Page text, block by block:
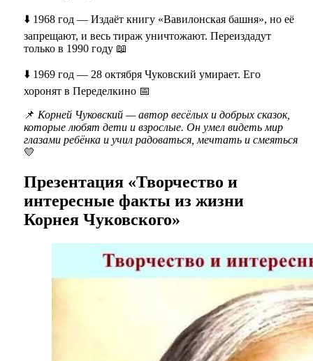
⬇️ 1968 год — Издаёт книгу «Вавилонская башня», но её
запрещают, и весь тираж уничтожают. Переиздадут
только в 1990 году 📖
⬇️ 1969 год — 28 октября Чуковский умирает. Его
хоронят в Переделкино 📅
📌 Корней Чуковский — автор весёлых и добрых сказок,
которые любят дети и взрослые. Он умел видеть мир
глазами ребёнка и учил радоваться, мечтать и смеяться
💛
Презентация «Творчество и
интересные факты из жизни
Корнея Чуковского»